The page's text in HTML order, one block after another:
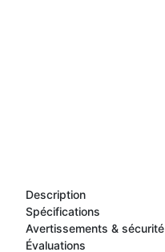
Description
Spécifications
Avertissements & sécurité
Évaluations